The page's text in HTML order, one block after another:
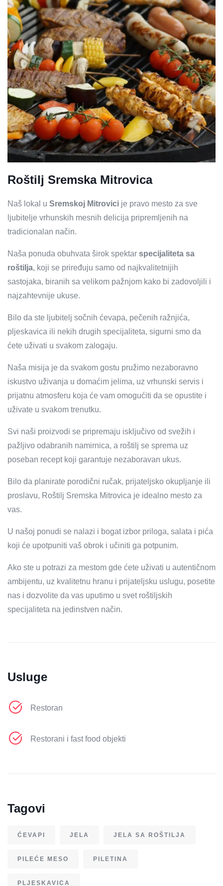
Roštilj Sremska Mitrovica
Naš lokal u Sremskoj Mitrovici je pravo mesto za sve
ljubitelje vrhunskih mesnih delicija pripremljenih na
tradicionalan način.
Naša ponuda obuhvata širok spektar specijaliteta sa
roštilja, koji se priređuju samo od najkvalitetnijih
sastojaka, biranih sa velikom pažnjom kako bi zadovoljili i
najzahtevnije ukuse.
Bilo da ste ljubitelj sočnih ćevapa, pečenih ražnjića,
pljeskavica ili nekih drugih specijaliteta, sigurni smo da
ćete uživati u svakom zalogaju.
Naša misija je da svakom gostu pružimo nezaboravno
iskustvo uživanja u domaćim jelima, uz vrhunski servis i
prijatnu atmosferu koja će vam omogućiti da se opustite i
uživate u svakom trenutku.
Svi naši proizvodi se pripremaju isključivo od svežih i
pažljivo odabranih namirnica, a roštilj se sprema uz
poseban recept koji garantuje nezaboravan ukus.
Bilo da planirate porodični ručak, prijateljsko okupljanje ili
proslavu, Roštilj Sremska Mitrovica je idealno mesto za
vas.
U našoj ponudi se nalazi i bogat izbor priloga, salata i pića
koji će upotpuniti vaš obrok i učiniti ga potpunim.
Ako ste u potrazi za mestom gde ćete uživati u autentičnom
ambijentu, uz kvalitetnu hranu i prijateljsku uslugu, posetite
nas i dozvolite da vas uputimo u svet roštiljskih
specijaliteta na jedinstven način.
Usluge
Restoran
Restorani i fast food objekti
Tagovi
ĆEVAPI JELA JELA SA ROŠTILJA
PILEĆE MESO PILETINA
PLJESKAVICA